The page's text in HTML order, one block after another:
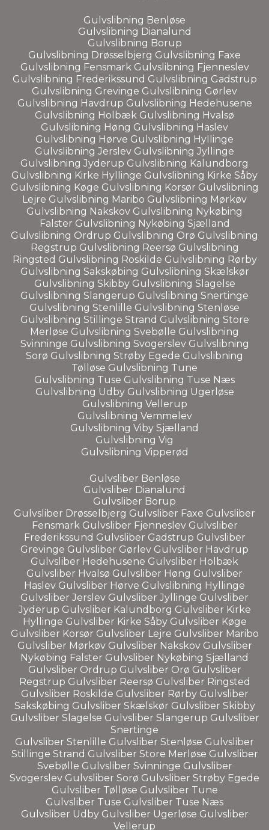
Gulvslibning Benløse
Gulvslibning Dianalund
Gulvslibning Borup
Gulvslibning Drøsselbjerg Gulvslibning Faxe
Gulvslibning Fensmark Gulvslibning Fjenneslev
Gulvslibning Frederikssund Gulvslibning Gadstrup
Gulvslibning Grevinge Gulvslibning Gørlev
Gulvslibning Havdrup Gulvslibning Hedehusene
Gulvslibning Holbæk Gulvslibning Hvalsø
Gulvslibning Høng Gulvslibning Haslev
Gulvslibning Hørve Gulvslibning Hyllinge
Gulvslibning Jerslev Gulvslibning Jyllinge
Gulvslibning Jyderup Gulvslibning Kalundborg
Gulvslibning Kirke Hyllinge Gulvslibning Kirke Såby
Gulvslibning Køge Gulvslibning Korsør Gulvslibning
Lejre Gulvslibning Maribo Gulvslibning Mørkøv
Gulvslibning Nakskov Gulvslibning Nykøbing
Falster Gulvslibning Nykøbing Sjælland
Gulvslibning Ordrup Gulvslibning Orø Gulvslibning
Regstrup Gulvslibning Reersø Gulvslibning
Ringsted Gulvslibning Roskilde Gulvslibning Rørby
Gulvslibning Sakskøbing Gulvslibning Skælskør
Gulvslibning Skibby Gulvslibning Slagelse
Gulvslibning Slangerup Gulvslibning Snertinge
Gulvslibning Stenlille Gulvslibning Stenløse
Gulvslibning Stillinge Strand Gulvslibning Store
Merløse Gulvslibning Svebølle Gulvslibning
Svinninge Gulvslibning Svogerslev Gulvslibning
Sorø Gulvslibning Strøby Egede Gulvslibning
Tølløse Gulvslibning Tune
Gulvslibning Tuse Gulvslibning Tuse Næs
Gulvslibning Udby Gulvslibning Ugerløse
Gulvslibning Vellerup
Gulvslibning Vemmelev
Gulvslibning Viby Sjælland
Gulvslibning Vig
Gulvslibning Vipperød
Gulvsliber Benløse
Gulvsliber Dianalund
Gulvsliber Borup
Gulvsliber Drøsselbjerg Gulvsliber Faxe Gulvsliber
Fensmark Gulvsliber Fjenneslev Gulvsliber
Frederikssund Gulvsliber Gadstrup Gulvsliber
Grevinge Gulvsliber Gørlev Gulvsliber Havdrup
Gulvsliber Hedehusene Gulvsliber Holbæk
Gulvsliber Hvalsø Gulvsliber Høng Gulvsliber
Haslev Gulvsliber Hørve Gulvslibning Hyllinge
Gulvsliber Jerslev Gulvsliber Jyllinge Gulvsliber
Jyderup Gulvsliber Kalundborg Gulvsliber Kirke
Hyllinge Gulvsliber Kirke Såby Gulvsliber Køge
Gulvsliber Korsør Gulvsliber Lejre Gulvsliber Maribo
Gulvsliber Mørkøv Gulvsliber Nakskov Gulvsliber
Nykøbing Falster Gulvsliber Nykøbing Sjælland
Gulvsliber Ordrup Gulvsliber Orø Gulvsliber
Regstrup Gulvsliber Reersø Gulvsliber Ringsted
Gulvsliber Roskilde Gulvsliber Rørby Gulvsliber
Sakskøbing Gulvsliber Skælskør Gulvsliber Skibby
Gulvsliber Slagelse Gulvsliber Slangerup Gulvsliber
Snertinge
Gulvsliber Stenlille Gulvsliber Stenløse Gulvsliber
Stillinge Strand Gulvsliber Store Merløse Gulvsliber
Svebølle Gulvsliber Svinninge Gulvsliber
Svogerslev Gulvsliber Sorø Gulvsliber Strøby Egede
Gulvsliber Tølløse Gulvsliber Tune
Gulvsliber Tuse Gulvsliber Tuse Næs
Gulvsliber Udby Gulvsliber Ugerløse Gulvsliber
Vellerup